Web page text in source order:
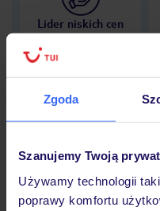
Zgoda
Szanujemy Twoją
Używamy technologii
poprawy komfortu
Lider niskich cen
Opinie